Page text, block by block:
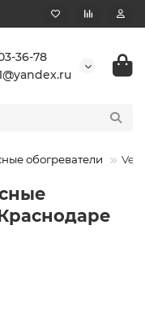
36-78
обогреватели